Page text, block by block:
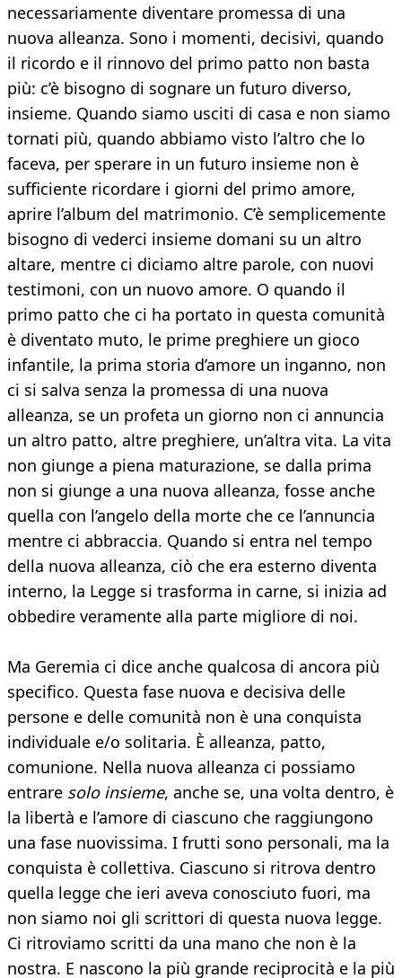
necessariamente diventare promessa di una
nuova alleanza. Sono i momenti, decisivi, quando
il ricordo e il rinnovo del primo patto non basta
più: c’è bisogno di sognare un futuro diverso,
insieme. Quando siamo usciti di casa e non siamo
tornati più, quando abbiamo visto l’altro che lo
faceva, per sperare in un futuro insieme non è
sufficiente ricordare i giorni del primo amore,
aprire l’album del matrimonio. C’è semplicemente
bisogno di vederci insieme domani su un altro
altare, mentre ci diciamo altre parole, con nuovi
testimoni, con un nuovo amore. O quando il
primo patto che ci ha portato in questa comunità
è diventato muto, le prime preghiere un gioco
infantile, la prima storia d’amore un inganno, non
ci si salva senza la promessa di una nuova
alleanza, se un profeta un giorno non ci annuncia
un altro patto, altre preghiere, un’altra vita. La vita
non giunge a piena maturazione, se dalla prima
non si giunge a una nuova alleanza, fosse anche
quella con l’angelo della morte che ce l’annuncia
mentre ci abbraccia. Quando si entra nel tempo
della nuova alleanza, ciò che era esterno diventa
interno, la Legge si trasforma in carne, si inizia ad
obbedire veramente alla parte migliore di noi.
Ma Geremia ci dice anche qualcosa di ancora più
specifico. Questa fase nuova e decisiva delle
persone e delle comunità non è una conquista
individuale e/o solitaria. È alleanza, patto,
comunione. Nella nuova alleanza ci possiamo
entrare solo insieme, anche se, una volta dentro, è
la libertà e l’amore di ciascuno che raggiungono
una fase nuovissima. I frutti sono personali, ma la
conquista è collettiva. Ciascuno si ritrova dentro
quella legge che ieri aveva conosciuto fuori, ma
non siamo noi gli scrittori di questa nuova legge.
Ci ritroviamo scritti da una mano che non è la
nostra. E nascono la più grande reciprocità e la più